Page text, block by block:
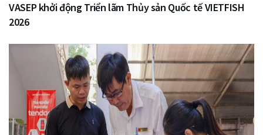
VASEP khởi động Triển lãm Thủy sản Quốc tế VIETFISH
2026